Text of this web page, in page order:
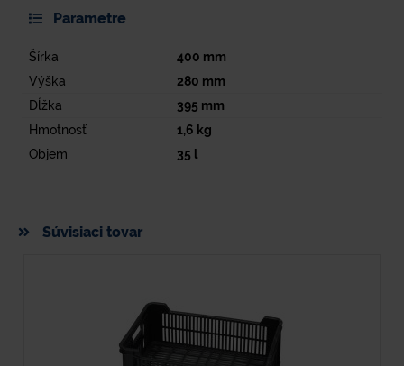
Parametre
Šírka 400 mm
Výška
280 mm
Dĺžka
395 mm
Hmotnosť
1,6 kg
Objem
35 l
Súvisiaci tovar